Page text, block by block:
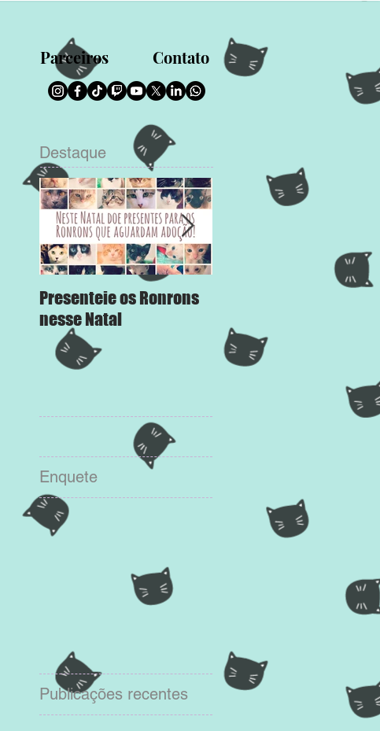
Parceiros Contato
Destaque
Presenteie os Ronrons
nesse Natal
Enquete
Publicações recentes